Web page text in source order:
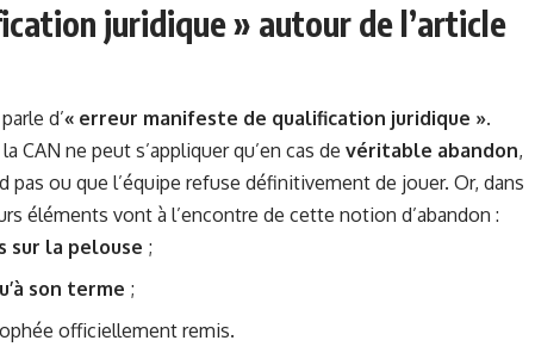
juridique » autour de l’article
d’« erreur manifeste de qualification juridique ».
CAN ne peut s’appliquer qu’en cas de véritable abandon,
pas ou que l’équipe refuse définitivement de jouer. Or, dans
éléments vont à l’encontre de cette notion d’abandon :
sur la pelouse ;
son terme ;
officiellement remis.